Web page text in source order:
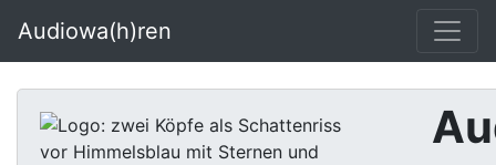
Audiowa(h)ren